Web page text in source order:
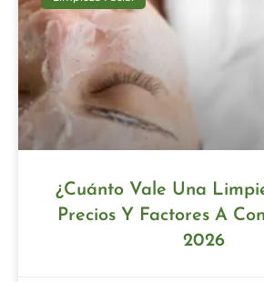
¿Cuánto Vale Una
Precios Y Factores A
2026